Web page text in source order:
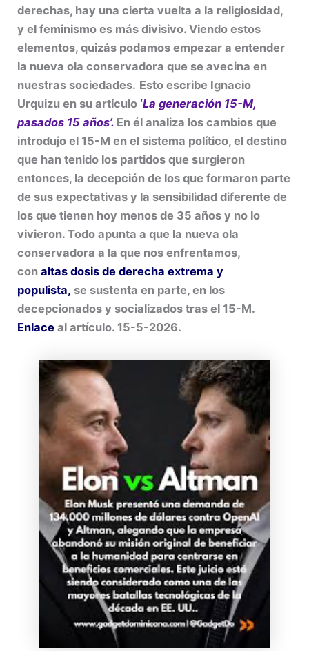
derechas, hay una cierta vuelta a la religiosidad,
y el feminismo es más divisivo. Viendo estos
elementos, quizás podamos empezar a entender
la nueva ola conservadora que se avecina en
nuestras sociedades. Esto escribe Ignacio
Urquizu en su artículo ‘La generación 15-M,
pasados 15 años’. En él analiza los cambios que
introdujo el 15-M en el sistema político, el destino
que han tenido los partidos que surgieron
entonces, la decepción de los que formaron parte
de sus expectativas y la sensibilidad diferente de
los que tienen hoy menos de 35 años y no lo
vivieron. Todo apunta a que la nueva ola
conservadora a la que nos enfrentamos,
conaltas dosis de derecha extrema y
populista, se sustenta en parte, en los
decepcionados y socializados tras el 15-M.
Enlace al artículo. 15-5-2026.